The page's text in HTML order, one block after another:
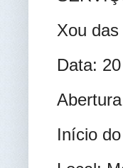
Xou
Data:
Início